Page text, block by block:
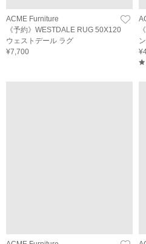
ACME Furniture
《予約》WESTDALE RUG 50X120
ウェストデール ラグ
¥7,700